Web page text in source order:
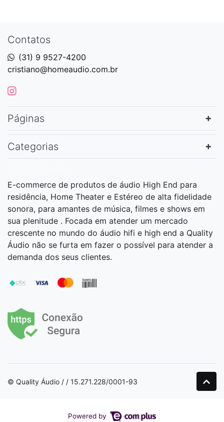
Contatos
(31) 9 9527-4200
cristiano@homeaudio.com.br
Páginas
Categorias
E-commerce de produtos de áudio High End para
residência, Home Theater e Estéreo de alta fidelidade
sonora, para amantes de música, filmes e shows em
sua plenitude . Focada em atender um mercado
crescente no mundo do áudio hifi e high end a Quality
Áudio não se furta em fazer o possível para atender a
demanda dos seus clientes.
© Quality Áudio / / 15.271.228/0001-93
Powered by